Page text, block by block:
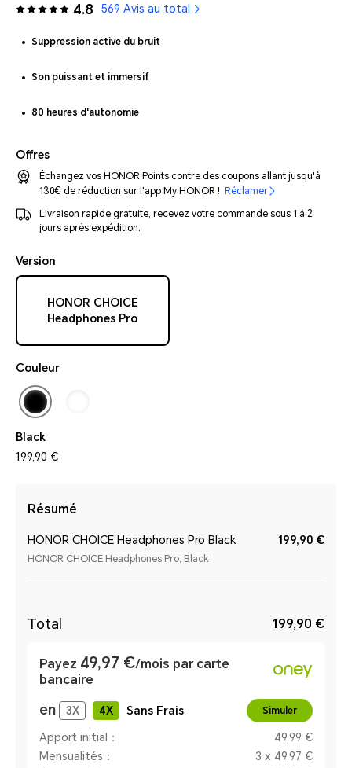
4.8 569 Avis au total
Suppression active du bruit
Son puissant et immersif
80 heures d'autonomie
Offres
Échangez vos HONOR Points contre des coupons allant jusqu'à
130€ de réduction sur l'app My HONOR !
Réclamer
Livraison rapide gratuite, recevez votre commande sous 1 à 2
jours après expédition.
Version
HONOR CHOICE
Headphones Pro
Couleur
Black
199,90 €
Résumé
HONOR CHOICE Headphones Pro Black
HONOR CHOICE Headphones Pro, Black
199,90 €
Total 199,90 €
Payez 49,97 €/mois par carte
bancaire
en 3X 4X Sans Frais Simuler
Apport initial：
49,99 €
Mensualités：
3 x 49,97 €